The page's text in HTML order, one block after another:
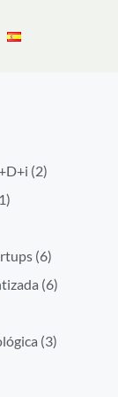
(2)
(6)
(6)
(3)